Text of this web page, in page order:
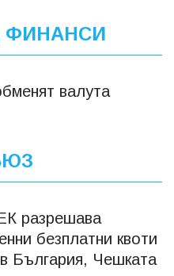
ФИНАНСИ
валута
разрешава
безплатни квоти
България, Чешката